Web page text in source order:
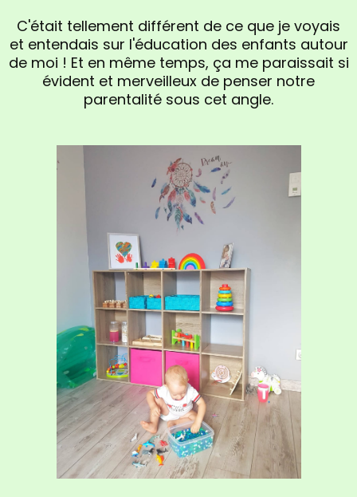
C'était tellement différent de ce que je voyais
et entendais sur l'éducation des enfants autour
de moi ! Et en même temps, ça me paraissait si
évident et merveilleux de penser notre
parentalité sous cet angle.